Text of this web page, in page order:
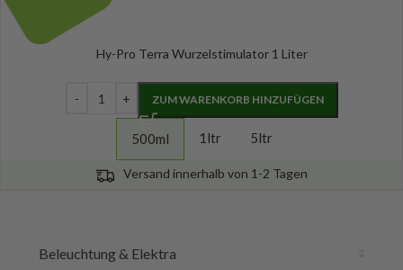
Hy-Pro Terra Wurzelstimulator 1 Liter
ZUM WARENKORB HINZUFÜGEN
500ml 1ltr 5ltr
Versand innerhalb von 1-2 Tagen
Beleuchtung & Elektra